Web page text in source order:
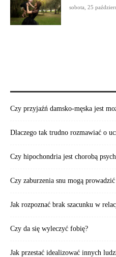
sobota, 25
Czy przyjaźń damsko-męska jest
Dlaczego tak trudno rozmawiać o
Czy hipochondria jest chorobą
Czy zaburzenia snu mogą
Jak rozpoznać brak szacunku w
Czy da się wyleczyć fobię?
Jak przestać idealizować innych